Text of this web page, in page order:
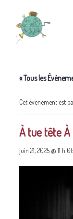
« Tous les
Cet évènement est
À tue tête
juin 21, 2025 @ 11 h